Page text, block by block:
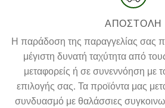
ΑΠΟΣΤΟΛΗ
Η παράδοση της παραγγελίας σας
μέγιστη δυνατή ταχύτητα από
μεταφορείς ή σε συνεννόηση με
επιλογής σας. Τα προϊόντα μας
συνδυασμό με θαλάσσιες